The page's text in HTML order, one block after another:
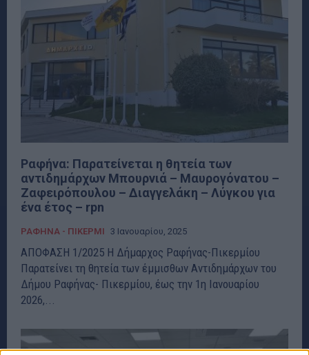
Ραφήνα: Παρατείνεται η θητεία των
αντιδημάρχων Μπουρνιά – Μαυρογόνατου –
Ζαφειρόπουλου – Διαγγελάκη – Λύγκου για
ένα έτος – rpn
ΡΑΦΗΝΑ - ΠΙΚΕΡΜΙ 3 Ιανουαρίου, 2025
ΑΠΟΦΑΣΗ 1/2025 Η Δήμαρχος Ραφήνας-Πικερμίου
Παρατείνει τη θητεία των έμμισθων Αντιδημάρχων του
Δήμου Ραφήνας- Πικερμίου, έως την 1η Ιανουαρίου
2026,...